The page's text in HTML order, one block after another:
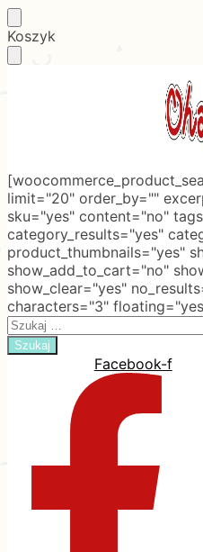
Skip
to
Skip
to
Koszyk
limit="20" order_by=""
sku="yes" content="no"
category_results="yes"
product_thumbnails="yes"
show_add_to_cart="no"
show_clear="yes"
characters="3"
Search
for:
Facebook-f